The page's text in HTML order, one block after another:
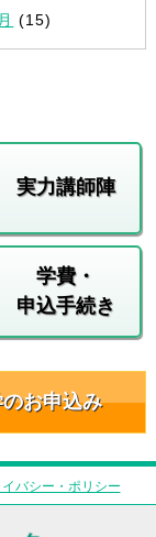
(15)
実力講師陣
学費・
申込手続き
お申込み
イバシー・ポリシー